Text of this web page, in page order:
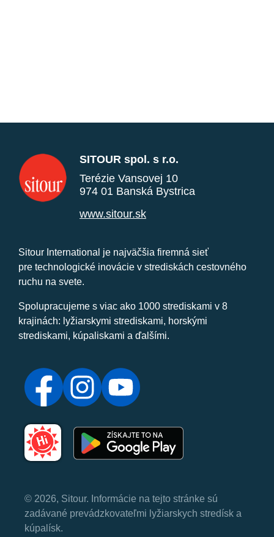
SITOUR spol. s r.o.
Terézie Vansovej 10
974 01 Banská Bystrica
www.sitour.sk
Sitour International je najväčšia firemná sieť
pre technologické inovácie v strediskách cestovného
ruchu na svete.
Spolupracujeme s viac ako 1000 strediskami v 8
krajinách: lyžiarskymi strediskami, horskými
strediskami, kúpaliskami a ďalšími.
© 2026, Sitour. Informácie na tejto stránke sú
zadávané prevádzkovateľmi lyžiarskych stredísk a
kúpalísk.